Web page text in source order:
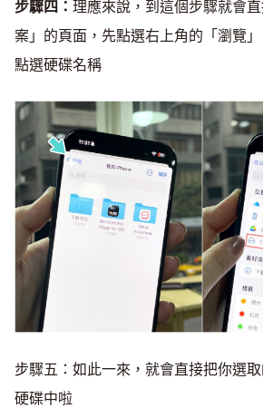
步驟四： 理應來說，到這個步驟就會
案」的頁面，先點選右上角的「瀏覽
點選硬碟名稱
步驟五：如此一來，就會直接把你選
硬碟中啦